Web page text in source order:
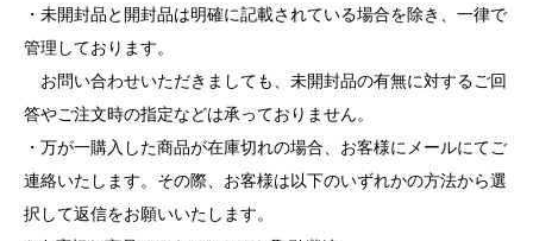
・未開封品と開封品は明確に記載されている場合を除き、一律で
管理しております。
お問い合わせいただきましても、未開封品の有無に対するご回
答やご注文時の指定などは承っておりません。
・万が一購入した商品が在庫切れの場合、お客様にメールにてご
連絡いたします。その際、お客様は以下のいずれかの方法から選
択して返信をお願いいたします。